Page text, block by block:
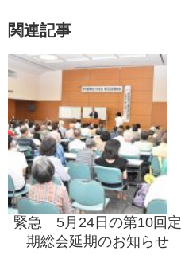
関連記事
緊急 5月24日の第10回定
期総会延期のお知らせ